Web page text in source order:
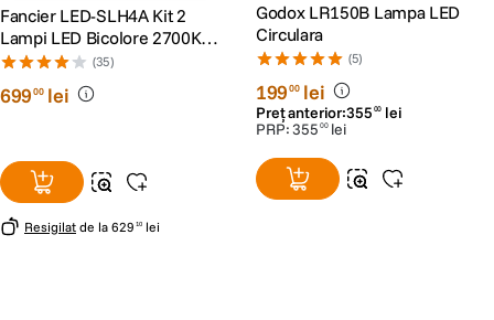
Fancier LED-SLH4A Kit 2
Lampi LED Bicolore 2700K-
5500K + 2 Softboxuri + 2
Stative
(35)
69900 lei
Resigilat de la 629 10 lei
Godox LR150B Lampa LED
Circulara
(5)
19900 lei
Preț anterior:355 00 lei
PRP:355 00 lei